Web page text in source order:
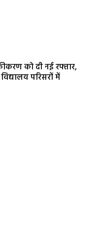
को दी नई रफ्तार,
परिसरों में